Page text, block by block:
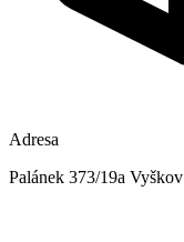
Adresa
Palánek 373/19a Vyškov